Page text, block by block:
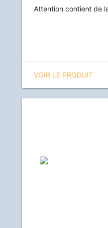
Attention contient de
VOIR LE PRODUIT